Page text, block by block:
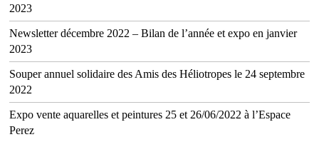
2023
Newsletter décembre 2022 – Bilan de l’année et expo en janvier
2023
Souper annuel solidaire des Amis des Héliotropes le 24 septembre
2022
Expo vente aquarelles et peintures 25 et 26/06/2022 à l’Espace
Perez